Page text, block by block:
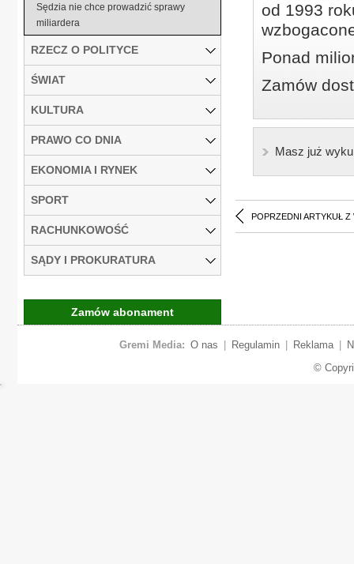
od 1993
Ponad
Zamów
Masz już
POPRZEDNI ARTYKUŁ Z
Sędzia nie chce prowadzić sprawy
miliardera
RZECZ O POLITYCE
ŚWIAT
KULTURA
PRAWO CO DNIA
EKONOMIA I RYNEK
SPORT
RACHUNKOWOŚĆ
SĄDY I PROKURATURA
Zamów abonament
Gremi Media: O nas Regulamin Reklama
©